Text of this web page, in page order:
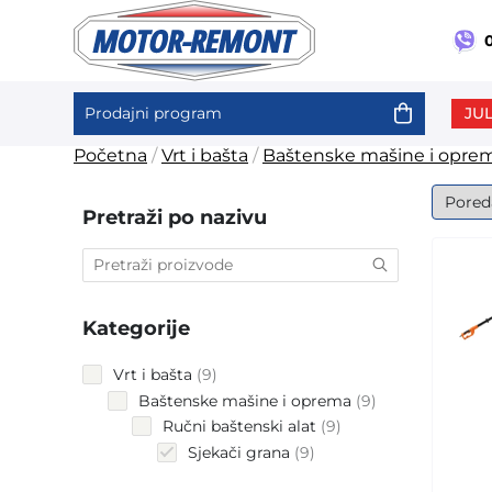
Prodajni program
Početna /Vrt i bašta / Baštenske mašine i
Pretraži po nazivu
Kategorije
Vrt i bašta 99
products
Baštenske mašine i oprema 99
Ručni baštenski alat 99
Sjekači grana 99